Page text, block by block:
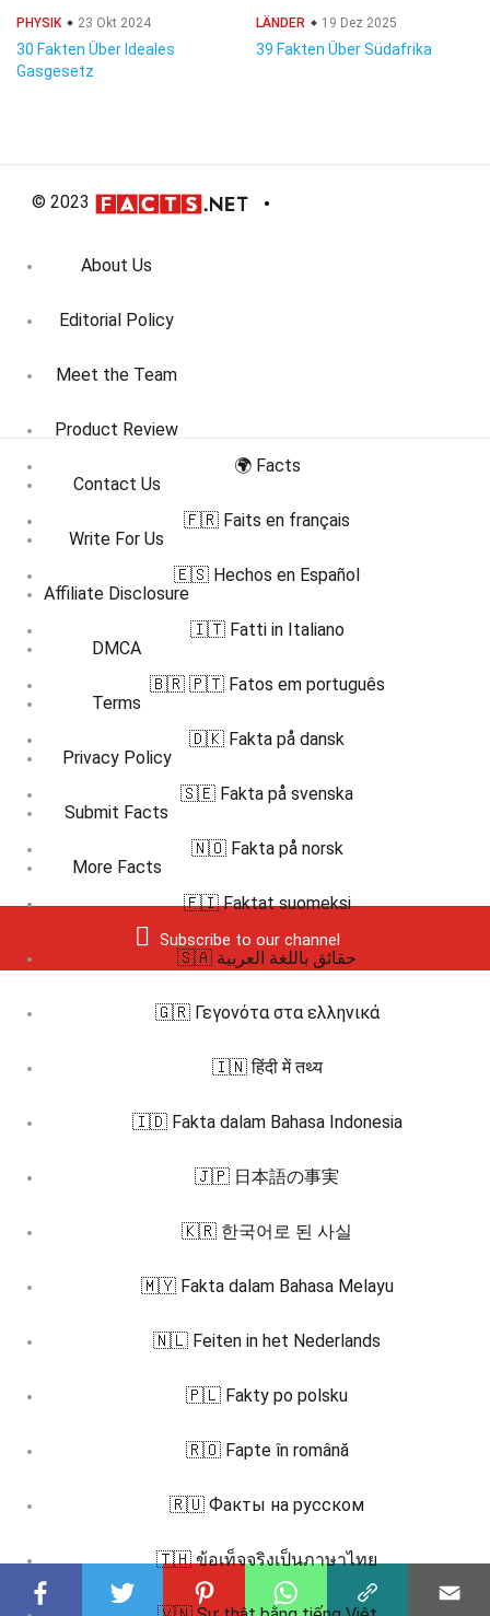
PHYSIK 23 Okt 2024
30 Fakten Über Ideales
Gasgesetz
LÄNDER 19 Dez 2025
39 Fakten Über Südafrika
© 2023
About Us
Editorial Policy
Meet the Team
Product Review
Contact Us
Write For Us
Affiliate Disclosure
DMCA
Terms
Privacy Policy
Submit Facts
More Facts
Subscribe to our channel
🌍 Facts
🇫🇷 Faits en français
🇪🇸 Hechos en Español
🇮🇹 Fatti in Italiano
🇧🇷 🇵🇹 Fatos em português
🇩🇰 Fakta på dansk
🇸🇪 Fakta på svenska
🇳🇴 Fakta på norsk
🇫🇮 Faktat suomeksi
🇸🇦 حقائق باللغة العربية
🇬🇷 Γεγονότα στα ελληνικά
🇮🇳 हिंदी में तथ्य
🇮🇩 Fakta dalam Bahasa Indonesia
🇯🇵 日本語の事実
🇰🇷 한국어로 된 사실
🇲🇾 Fakta dalam Bahasa Melayu
🇳🇱 Feiten in het Nederlands
🇵🇱 Fakty po polsku
🇷🇴 Fapte în română
🇷🇺 Факты на русском
🇹🇭 ข้อเท็จจริงเป็นภาษาไทย